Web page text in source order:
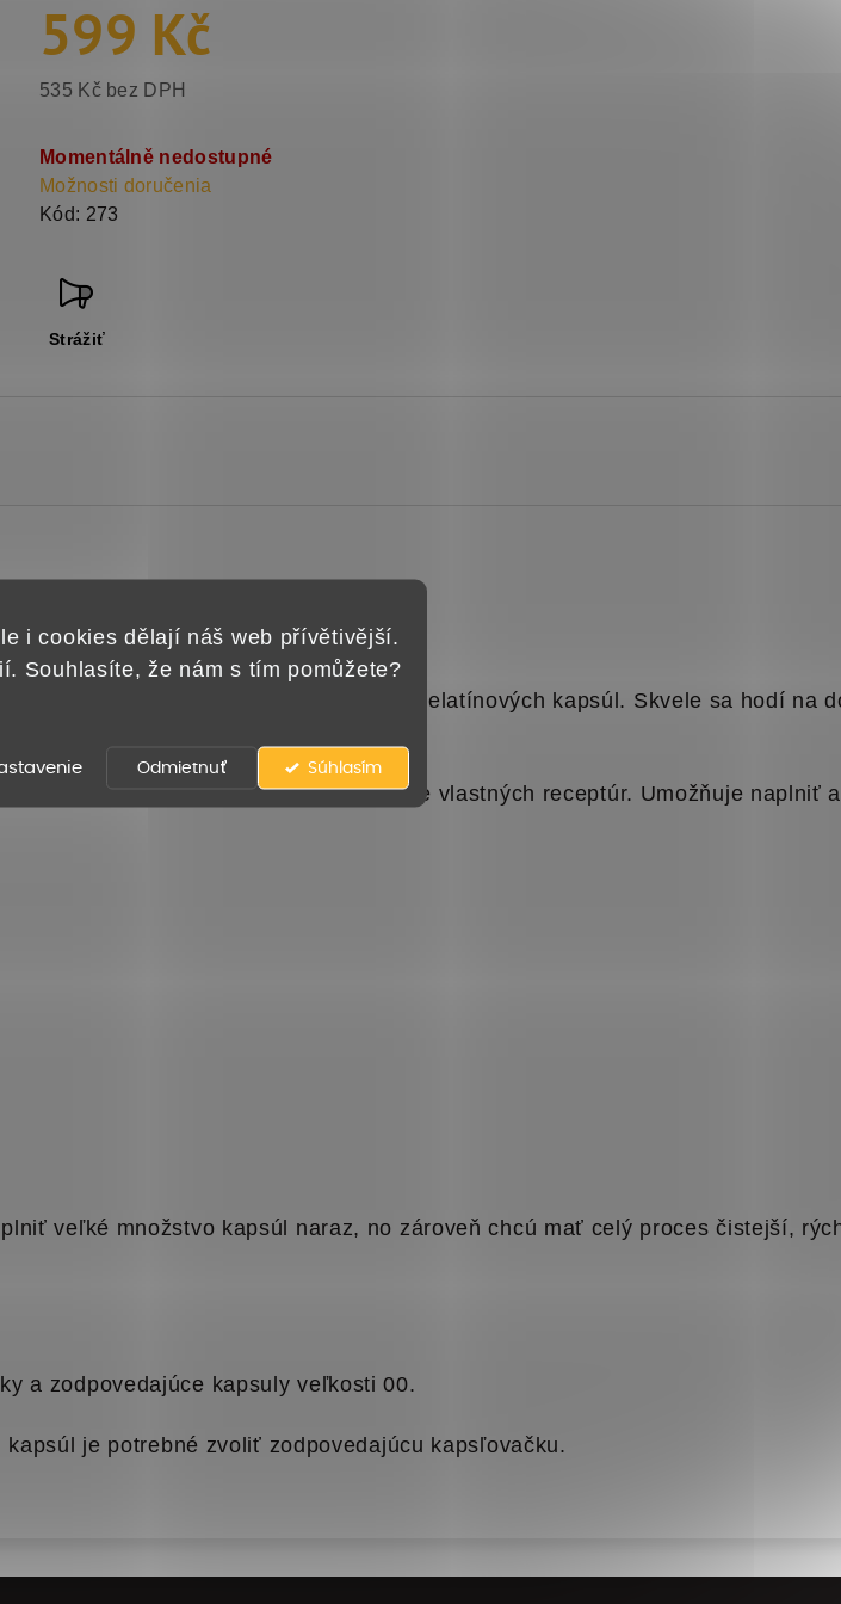
i cookies dělají náš web přívětivější.
Souhlasíte, že nám s tím pomůžete?
Súhlasím
Odmietnuť
599 Kč
535 Kč bez DPH
cena:
Momentálně nedostupné
Možnosti doručenia
Kód: 273
Strážiť
na 30 kapsúl
na jednoduché plnenie vegánskych aj želatínových kapsúl. Skvele sa hodí na
občasné použitie alebo testovanie vlastných receptúr. Umožňuje naplniť
veľké množstvo kapsúl naraz, no zároveň chcú mať celý proces čistejší,
a zodpovedajúce kapsuly veľkosti 00.
je potrebné zvoliť zodpovedajúcu kapsľovačku.